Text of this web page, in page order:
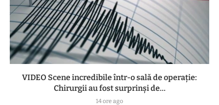
VIDEO Scene incredibile într-o sală de operație:
Chirurgii au fost surprinși de...
14 ore ago